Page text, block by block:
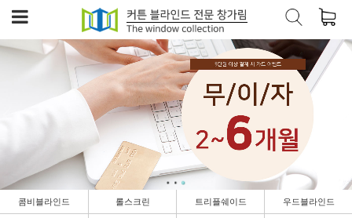
콤비블라인드 롤스크린 트리플쉐이드 우드블라인드